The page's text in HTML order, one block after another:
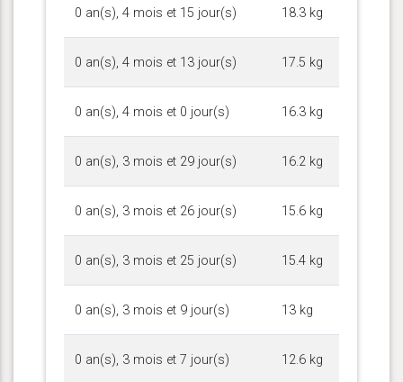
0 an(s), 4 mois et 15 jour(s) 18.3 kg
0 an(s), 4 mois et 13 jour(s) 17.5 kg
0 an(s), 4 mois et 0 jour(s) 16.3 kg
0 an(s), 3 mois et 29 jour(s) 16.2 kg
0 an(s), 3 mois et 26 jour(s) 15.6 kg
0 an(s), 3 mois et 25 jour(s) 15.4 kg
0 an(s), 3 mois et 9 jour(s) 13 kg
0 an(s), 3 mois et 7 jour(s) 12.6 kg